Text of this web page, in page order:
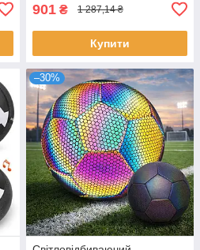
901 ₴ 1 287,14 ₴
Купити
–30%